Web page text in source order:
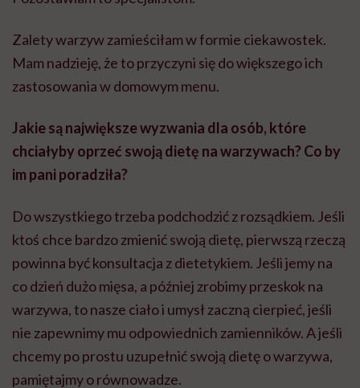
Zalety warzyw zamieściłam w formie ciekawostek.
Mam nadzieję, że to przyczyni się do większego ich
zastosowania w domowym menu.
Jakie są największe wyzwania dla osób, które
chciałyby oprzeć swoją dietę na warzywach? Co by
im pani poradziła?
Do wszystkiego trzeba podchodzić z rozsądkiem. Jeśli
ktoś chce bardzo zmienić swoją dietę, pierwszą rzeczą
powinna być konsultacja z dietetykiem. Jeśli jemy na
co dzień dużo mięsa, a później zrobimy przeskok na
warzywa, to nasze ciało i umysł zaczną cierpieć, jeśli
nie zapewnimy mu odpowiednich zamienników. A jeśli
chcemy po prostu uzupełnić swoją dietę o warzywa,
pamiętajmy o równowadze.